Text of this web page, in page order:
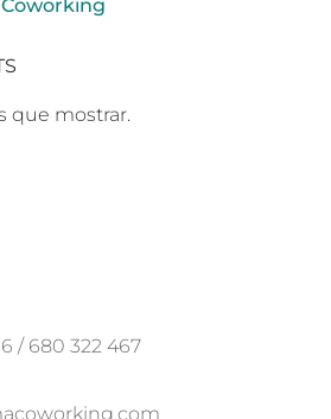
que mostrar.
/ 680 322 467